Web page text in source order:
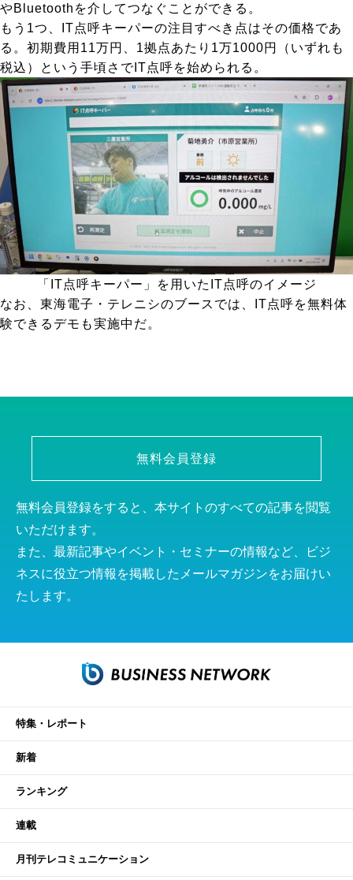
やBluetoothを介してつなぐことができる。
もう1つ、IT点呼キーパーの注目すべき点はその価格であ
る。初期費用11万円、1拠点あたり1万1000円（いずれも
税込）という手頃さでIT点呼を始められる。
「IT点呼キーパー」を用いたIT点呼のイメージ
なお、東海電子・テレニシのブースでは、IT点呼を無料体
験できるデモも実施中だ。
無料会員登録
無料会員登録をすると、本サイトのすべての記事を閲覧
いただけます。
また、最新記事やイベント・セミナーの情報など、ビジ
ネスに役立つ情報を掲載したメールマガジンをお届けい
たします。
特集・レポート
新着
ランキング
連載
月刊テレコミュニケーション